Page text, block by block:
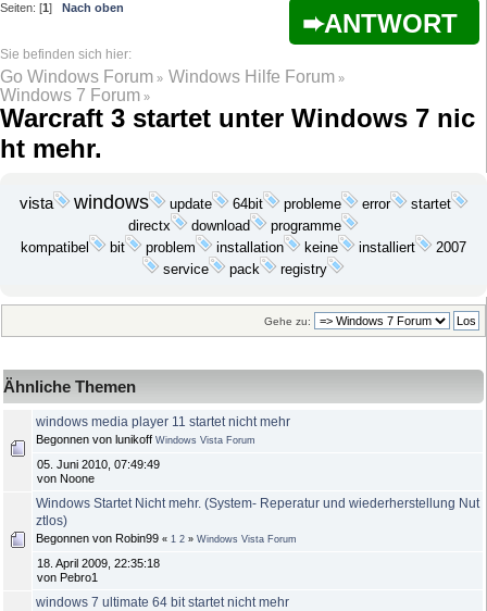
ANTWORT
Seiten: [1 ] Nach oben
Go Windows Forum » Windows Hilfe Forum »
Windows 7 Forum »
Warcraft 3 startet unter Windows 7 nic
ht mehr.
vista windows update 64bit probleme error startet
directx download programme
kompatibel bit problem installation keine installiert 2007
service pack registry
Gehe zu:
Ähnliche Themen
windows media player 11 startet nicht mehr
Begonnen von lunikoff Windows Vista Forum
05. Juni 2010, 07:49:49
von Noone
Windows Startet Nicht mehr. (System- Reperatur und wiederherstellung Nut
ztlos)
Begonnen von Robin99 « 1 2 » Windows Vista Forum
18. April 2009, 22:35:18
von Pebro1
windows 7 ultimate 64 bit startet nicht mehr